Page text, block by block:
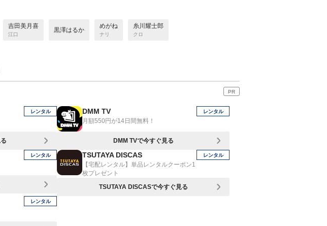
吉田美月喜
江口
黒澤はるか
めがね
ナリ
糸川耀士郎
クロ
PR
レンタル DMM TV
月額550円が14日間無料！
レンタル
DMM TVで今すぐ見る
レンタル TSUTAYA DISCAS
【宅配レンタル】単品レンタルクーポン1
枚プレゼント
レンタル
TSUTAYA DISCASで今すぐ見る
レンタル